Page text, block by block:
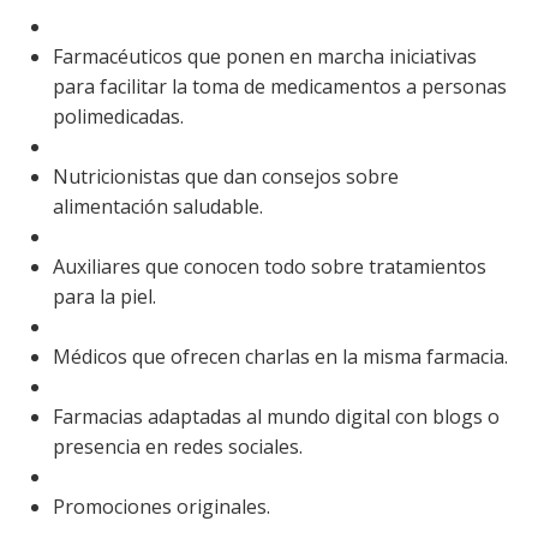
Farmacéuticos que ponen en marcha iniciativas
para facilitar la toma de medicamentos a personas
polimedicadas.
Nutricionistas que dan consejos sobre
alimentación saludable.
Auxiliares que conocen todo sobre tratamientos
para la piel.
Médicos que ofrecen charlas en la misma farmacia.
Farmacias adaptadas al mundo digital con blogs o
presencia en redes sociales.
Promociones originales.